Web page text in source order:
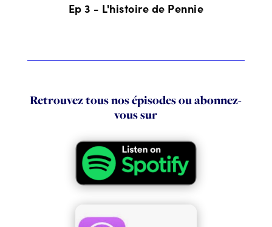
Ep 3 - L'histoire de Pennie
Retrouvez tous nos épisodes ou abonnez-
vous sur